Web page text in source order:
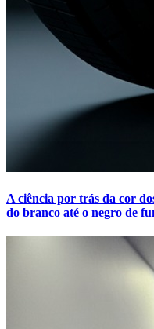
A ciência por trás da cor
do branco até o negro de